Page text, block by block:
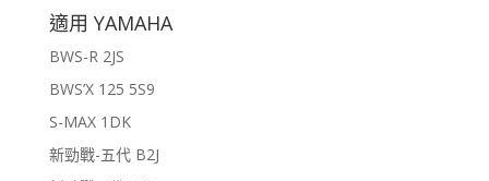
適用 YAMAHA
BWS-R 2JS
BWS’X 125 5S9
S-MAX 1DK
新勁戰-五代 B2J